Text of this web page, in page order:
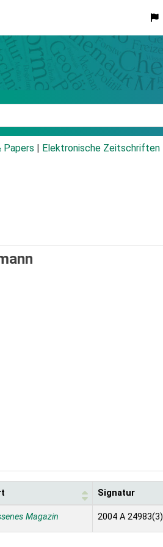
Papers Elektronische Zeitschriften
Signatur
Magazin 2004 A 24983(3)